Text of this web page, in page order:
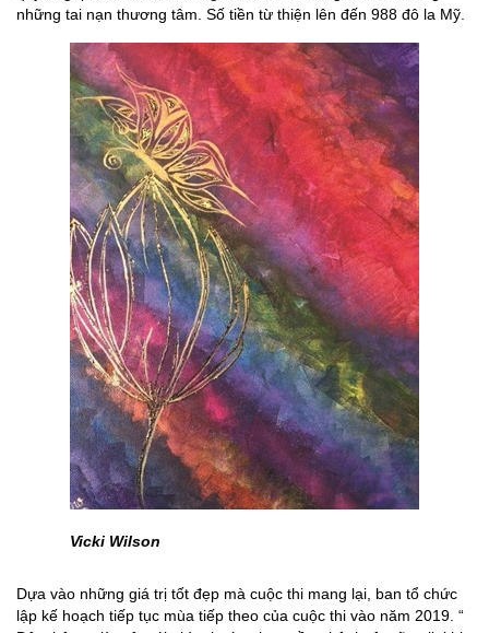
những tai nạn thương tâm. Số tiền từ thiện lên đến 988 đô la Mỹ.
Vicki Wilson
Dựa vào những giá trị tốt đẹp mà cuộc thi mang lại, ban tổ chức
lập kế hoạch tiếp tục mùa tiếp theo của cuộc thi vào năm 2019. “